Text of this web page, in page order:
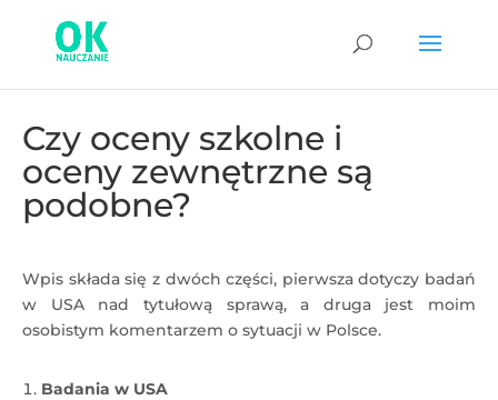
Czy oceny szkolne i
oceny zewnętrzne są
podobne?
Wpis składa się z dwóch części, pierwsza dotyczy badań
w USA nad tytułową sprawą, a druga jest moim
osobistym komentarzem o sytuacji w Polsce.
Badania w USA